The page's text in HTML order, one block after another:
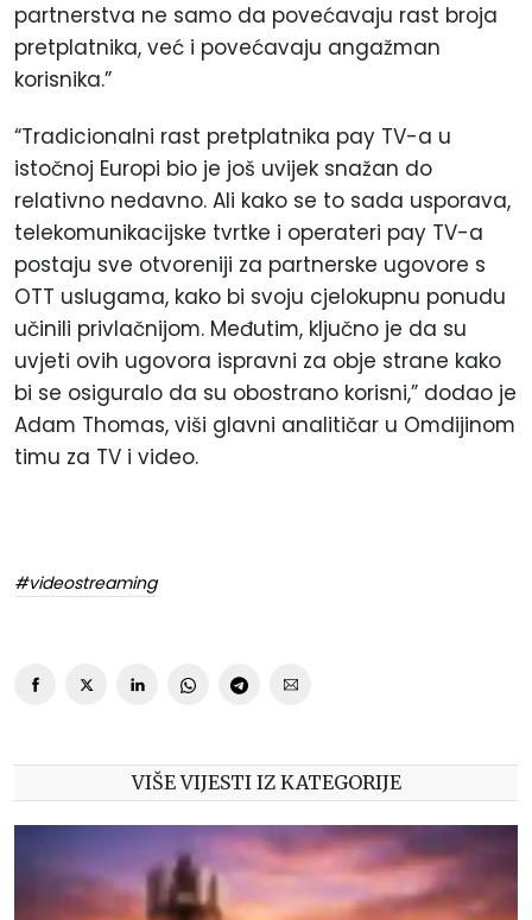
partnerstva ne samo da povećavaju rast broja
pretplatnika, već i povećavaju angažman
korisnika.”
“Tradicionalni rast pretplatnika pay TV-a u
istočnoj Europi bio je još uvijek snažan do
relativno nedavno. Ali kako se to sada usporava,
telekomunikacijske tvrtke i operateri pay TV-a
postaju sve otvoreniji za partnerske ugovore s
OTT uslugama, kako bi svoju cjelokupnu ponudu
učinili privlačnijom. Međutim, ključno je da su
uvjeti ovih ugovora ispravni za obje strane kako
bi se osiguralo da su obostrano korisni,” dodao je
Adam Thomas, viši glavni analitičar u Omdijinom
timu za TV i video.
#videostreaming
VIŠE VIJESTI IZ KATEGORIJE